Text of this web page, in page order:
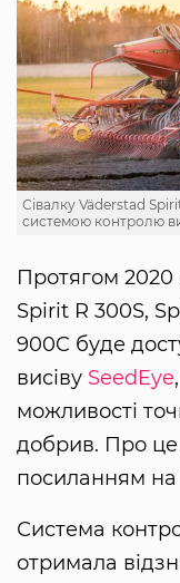
Сівалку Väderstad
системою контролю
Протягом 2020
Spirit R 300S,
900C буде
висіву SeedEye
можливості
добрив. Про це
посиланням
Система
отримала